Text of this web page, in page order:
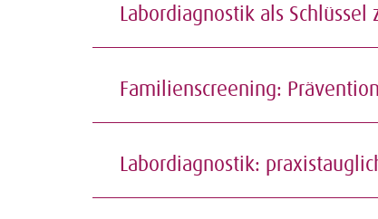
Labordiagnostik als
Familienscreening:
Labordiagnostik: